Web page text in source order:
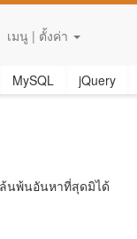
เมนู | ตั้งค่า
MySQL jQuery
นพ้นอันหาที่สุดมิได้